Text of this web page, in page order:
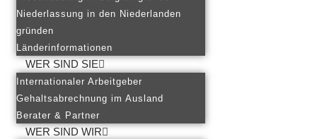
Niederlassung in den Niederlanden
gründen
Länderinformationen
WER SIND SIE
Internationaler Arbeitgeber
Gehaltsabrechnung im Ausland
Berater & Partner
WER SIND WIR